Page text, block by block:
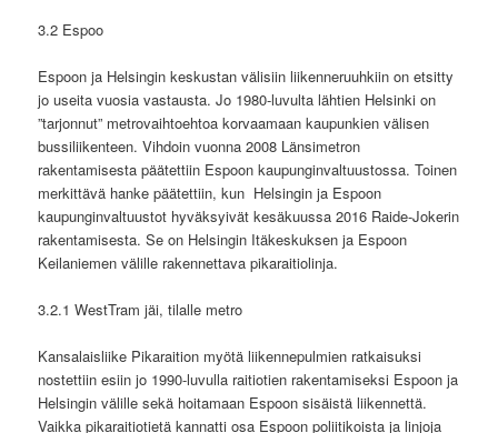
3.2 Espoo
Espoon ja Helsingin keskustan välisiin liikenneruuhkiin on etsitty
jo useita vuosia vastausta. Jo 1980-luvulta lähtien Helsinki on
”tarjonnut” metrovaihtoehtoa korvaamaan kaupunkien välisen
bussiliikenteen. Vihdoin vuonna 2008 Länsimetron
rakentamisesta päätettiin Espoon kaupunginvaltuustossa. Toinen
merkittävä hanke päätettiin, kun Helsingin ja Espoon
kaupunginvaltuustot hyväksyivät kesäkuussa 2016 Raide-Jokerin
rakentamisesta. Se on Helsingin Itäkeskuksen ja Espoon
Keilaniemen välille rakennettava pikaraitiolinja.
3.2.1 WestTram jäi, tilalle metro
Kansalaisliike Pikaraition myötä liikennepulmien ratkaisuksi
nostettiin esiin jo 1990-luvulla raitiotien rakentamiseksi Espoon ja
Helsingin välille sekä hoitamaan Espoon sisäistä liikennettä.
Vaikka pikaraitiotietä kannatti osa Espoon poliitikoista ja linjoja